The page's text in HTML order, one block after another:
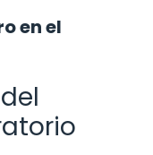
en el